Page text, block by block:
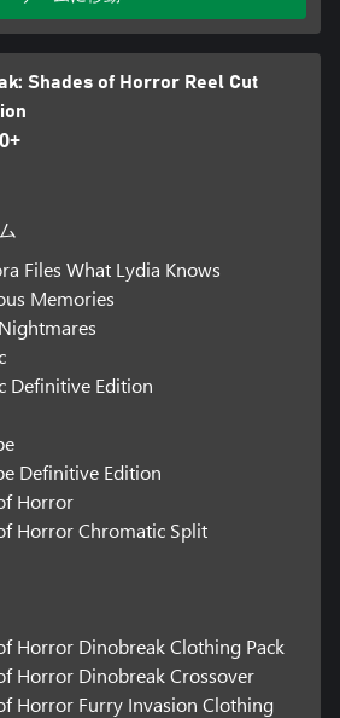
Shades of Horror Reel Cut
Files What Lydia Knows
Memories
Definitive Edition
Definitive Edition
Horror
Horror Chromatic Split
Horror Dinobreak Clothing Pack
Horror Dinobreak Crossover
Horror Furry Invasion Clothing